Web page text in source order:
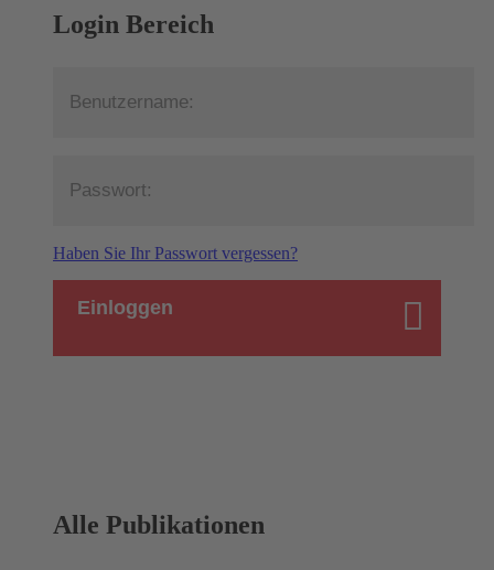
Login Bereich
Haben Sie Ihr Passwort vergessen?
Einloggen
Alle Publikationen